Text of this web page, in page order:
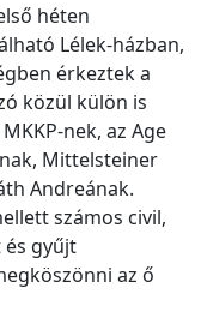
héten
Lélek-házban,
érkeztek a
közül külön is
nek, az Age
Mittelsteiner
Andreának.
számos civil,
és gyűjt
az ő